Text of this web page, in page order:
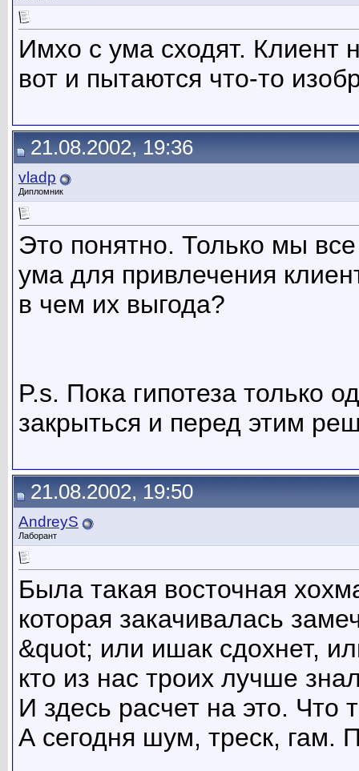
Имхо с ума сходят. Клиент
вот и пытаются что-то
21.08.2002, 19:36
vladp
Дипломник
Это понятно. Только мы
ума для привлечения
в чем их выгода?
P.s. Пока гипотеза только
закрыться и перед этим
21.08.2002, 19:50
AndreyS
Лаборант
Была такая восточная
которая закачивалась
&quot; или ишак сдохнет,
кто из нас троих лучше
И здесь расчет на это. Что
А сегодня шум, треск, гам.